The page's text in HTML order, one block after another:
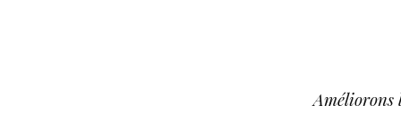
Améliorons